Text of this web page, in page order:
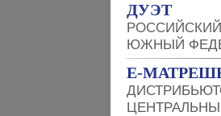
ДУЭТ
ЮЖНЫЙ
Е-